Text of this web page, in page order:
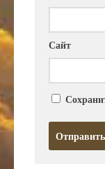
Сайт